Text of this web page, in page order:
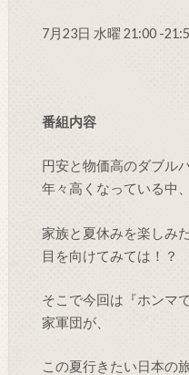
7月23日 水曜 21:00 -
番組内容
円安と物価高のダブル
年々高くなっている中、
家族と夏休みを楽しみ
目を向けてみては！？
そこで今回は『ホンマ
家軍団が、
この夏行きたい日本の